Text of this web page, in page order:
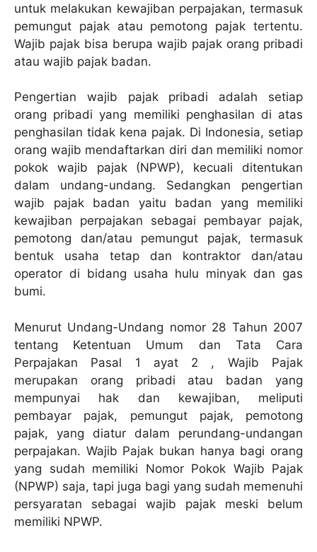
untuk melakukan kewajiban perpajakan, termasuk
pemungut pajak atau pemotong pajak tertentu.
Wajib pajak bisa berupa wajib pajak orang pribadi
atau wajib pajak badan.
Pengertian wajib pajak pribadi adalah setiap
orang pribadi yang memiliki penghasilan di atas
penghasilan tidak kena pajak. Di Indonesia, setiap
orang wajib mendaftarkan diri dan memiliki nomor
pokok wajib pajak (NPWP), kecuali ditentukan
dalam undang-undang. Sedangkan pengertian
wajib pajak badan yaitu badan yang memiliki
kewajiban perpajakan sebagai pembayar pajak,
pemotong dan/atau pemungut pajak, termasuk
bentuk usaha tetap dan kontraktor dan/atau
operator di bidang usaha hulu minyak dan gas
bumi.
Menurut Undang-Undang nomor 28 Tahun 2007
tentang Ketentuan Umum dan Tata Cara
Perpajakan Pasal 1 ayat 2 , Wajib Pajak
merupakan orang pribadi atau badan yang
mempunyai hak dan kewajiban, meliputi
pembayar pajak, pemungut pajak, pemotong
pajak, yang diatur dalam perundang-undangan
perpajakan. Wajib Pajak bukan hanya bagi orang
yang sudah memiliki Nomor Pokok Wajib Pajak
(NPWP) saja, tapi juga bagi yang sudah memenuhi
persyaratan sebagai wajib pajak meski belum
memiliki NPWP.